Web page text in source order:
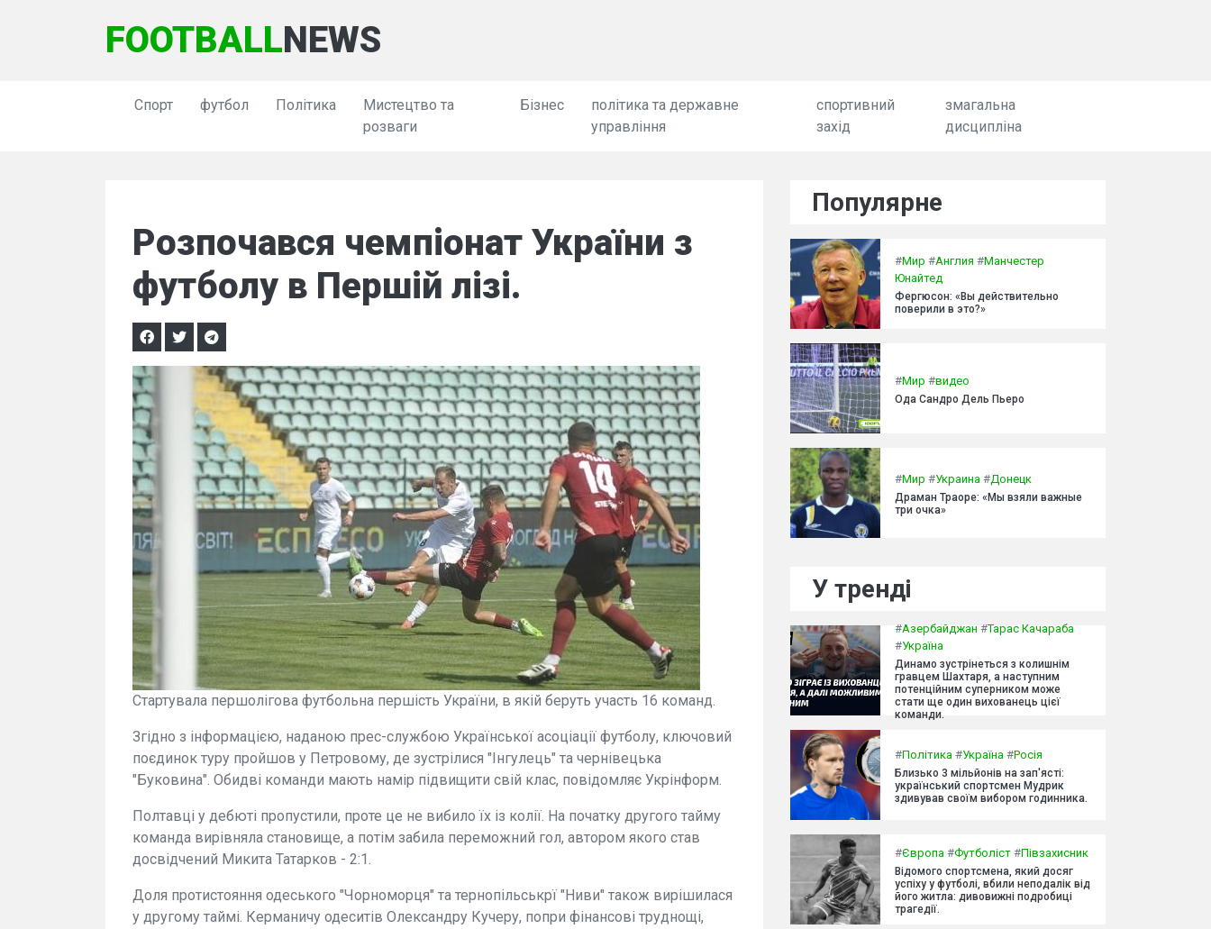
FOOTBALLNEWS
Спорт футбол Політика
Мистецтво та
розваги
Бізнес
політика та державне
управління
спортивний
захід
змагальна
дисципліна
Розпочався чемпіонат України з
футболу в Першій лізі.
Стартувала першолігова футбольна першість України, в якій беруть участь 16 команд.
Згідно з інформацією, наданою прес-службою Української асоціації футболу, ключовий
поєдинок туру пройшов у Петровому, де зустрілися "Інгулець" та чернівецька
"Буковина". Обидві команди мають намір підвищити свій клас, повідомляє Укрінформ.
Полтавці у дебюті пропустили, проте це не вибило їх із колії. На початку другого тайму
команда вирівняла становище, а потім забила переможний гол, автором якого став
досвідчений Микита Татарков - 2:1.
Доля протистояння одеського "Чорноморця" та тернопільськрї "Ниви" також вирішилася
у другому таймі. Керманичу одеситів Олександру Кучеру, попри фінансові труднощі,
Популярне
#Мир #Англия #Манчестер
Юнайтед
Фергюсон: «Вы действительно
поверили в это?»
#Мир #видео
Ода Сандро Дель Пьеро
#Мир #Украина #Донецк
Драман Траоре: «Мы взяли важные
три очка»
У тренді
#Азербайджан #Тарас Качараба
#Україна
Динамо зустрінеться з колишнім
гравцем Шахтаря, а наступним
потенційним суперником може
стати ще один вихованець цієї
команди.
#Політика #Україна #Росія
Близько 3 мільйонів на зап'ясті:
український спортсмен Мудрик
здивував своїм вибором годинника.
#Європа #Футболіст #Півзахисник
Відомого спортсмена, який досяг
успіху у футболі, вбили неподалік від
його житла: дивовижні подробиці
трагедії.